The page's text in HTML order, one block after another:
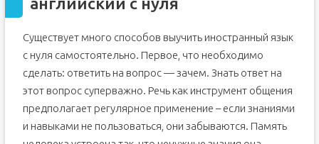
Существует много способов выучить иностранный язык
с нуля самостоятельно. Первое, что необходимо
сделать: ответить на вопрос — зачем. Знать ответ на
этот вопрос суперважно. Речь как инструмент общения
предполагает регулярное применение – если знаниями
и навыками не пользоваться, они забываются. Память